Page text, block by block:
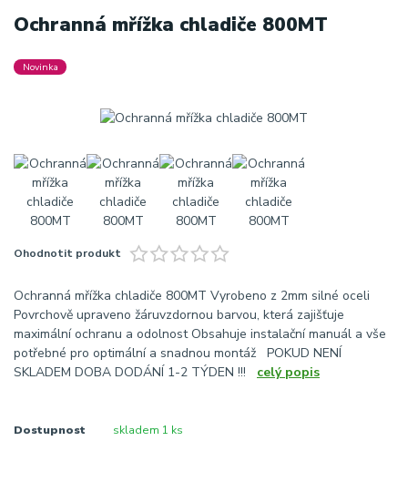
Ochranná mřížka chladiče 800MT
Novinka
Ohodnotit produkt
Ochranná mřížka chladiče 800MT Vyrobeno z 2mm silné oceli
Povrchově upraveno žáruvzdornou barvou, která zajišťuje
maximální ochranu a odolnost Obsahuje instalační manuál a vše
potřebné pro optimální a snadnou montáž POKUD NENÍ
SKLADEM DOBA DODÁNÍ 1-2 TÝDEN !!! celý popis
Dostupnost skladem 1 ks